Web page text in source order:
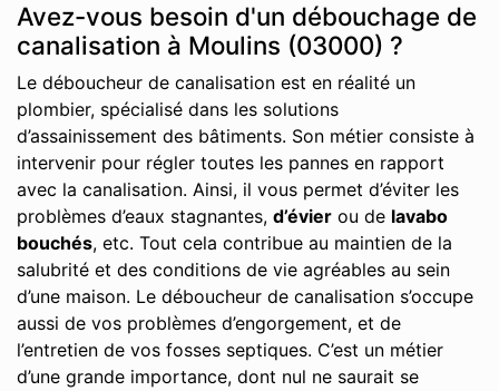
Avez-vous besoin d'un débouchage de
canalisation à Moulins (03000) ?
Le déboucheur de canalisation est en réalité un
plombier, spécialisé dans les solutions
d’assainissement des bâtiments. Son métier consiste à
intervenir pour régler toutes les pannes en rapport
avec la canalisation. Ainsi, il vous permet d’éviter les
problèmes d’eaux stagnantes, d’évier ou de lavabo
bouchés, etc. Tout cela contribue au maintien de la
salubrité et des conditions de vie agréables au sein
d’une maison. Le déboucheur de canalisation s’occupe
aussi de vos problèmes d’engorgement, et de
l’entretien de vos fosses septiques. C’est un métier
d’une grande importance, dont nul ne saurait se